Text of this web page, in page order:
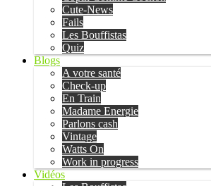
Cute-News
Fails
Les Bouffistas
Quiz
Blogs
A votre santé
Check-up
En Train
Madame Energie
Parlons cash
Vintage
Watts On
Work in progress
Vidéos